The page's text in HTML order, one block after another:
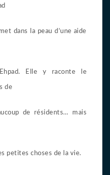
dans la peau d’une aide
Elle y raconte le
de
de résidents… mais
petites choses de la vie.